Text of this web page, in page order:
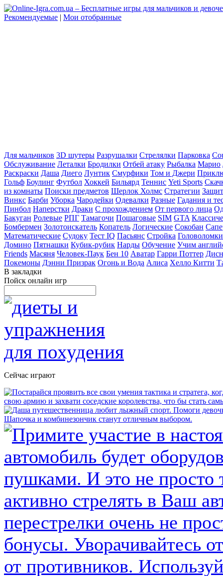
Рекомендуемые | Мои отобранные
Для мальчиков 3D шутеры Разрушалки Стрелялки Парковка
Обслуживание Леталки Бродилки Отбей атаку Рыбалка Марио
Раскраски Даша Диего Лунтик Смурфики Том и Джери
Гольф Боулинг Футбол Хоккей Бильярд Теннис Yeti Sports
из комнаты Поиски предметов Шерлок Холмс Стратегии
Винкс Барби Уборка Чародейки Одевалки Разные Гадания и
Пинбол Наперстки Драки С прохождением От первого лица
Бакуган Ролевые РПГ Тамагочи Пошаговые SIM GTA
Бомбермен Золотоискатель Копатель Логические Сокобан
Математические Судоку Тест IQ Пасьянс Стройка Головоломки
Домино Пятнашки Кубик-рубик Нарды Обучение Учим
Friends Масяня Человек-Паук Бен 10 Аватар Гарри Поттер
Покемоны Дэнни Призрак Огонь и Вода Алиса Хелло Китти
В закладки
Пойск онлайн игр
Сейчас играют